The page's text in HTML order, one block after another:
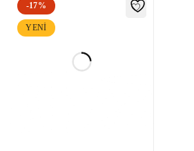
-17%
YENI